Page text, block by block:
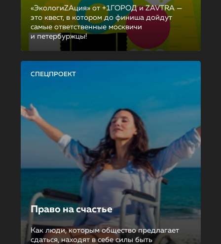
«ЭкологиZAция» от +1ГОРОД и ZAVTRA —
это квест, в котором до финиша дойдут
самые ответственные москвичи
и петербуржцы!
СПЕЦПРОЕКТ
Право на счастье
Как люди, которым общество предлагает
сдаться, находят в себе силы быть